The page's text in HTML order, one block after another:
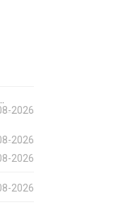
2026
2026
2026
2026